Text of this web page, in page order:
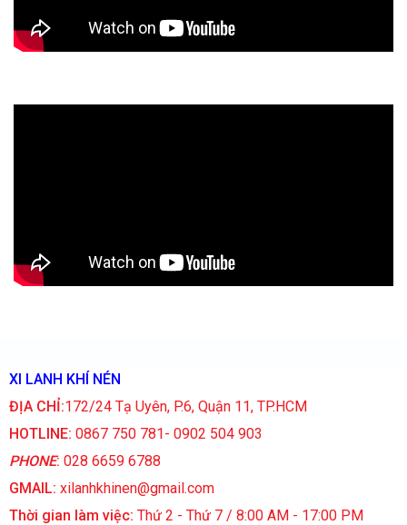
XI LANH KHÍ NÉN
ĐỊA CHỈ:172/24 Tạ Uyên, P.6, Quận 11, TP.HCM
HOTLINE: 0867 750 781- 0902 504 903
PHONE: 028 6659 6788
GMAIL: xilanhkhinen@gmail.com
Thời gian làm việc: Thứ 2 - Thứ 7 / 8:00 AM - 17:00 PM